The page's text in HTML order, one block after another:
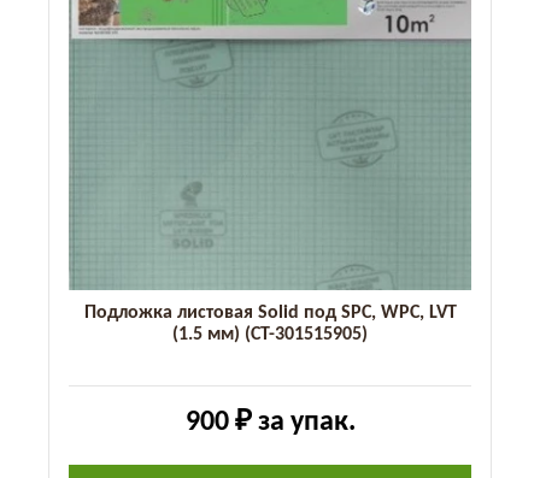
Подложка листовая Solid под SPC, WPC, LVT
(1.5 мм) (СТ-301515905)
900 ₽за упак.